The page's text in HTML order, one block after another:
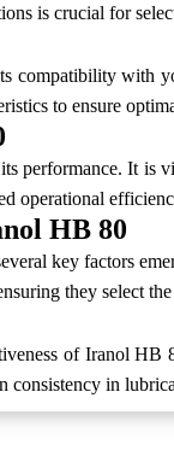
is crucial for
compatibility with
to ensure
performance. It is
operational
HB 80
key factors
they select
of Iranol
in